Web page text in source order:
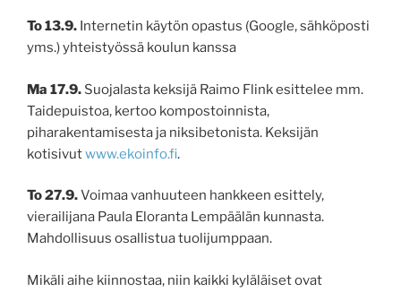
To 13.9. Internetin käytön opastus (Google, sähköposti
yms.) yhteistyössä koulun kanssa
Ma 17.9. Suojalasta keksijä Raimo Flink esittelee mm.
Taidepuistoa, kertoo kompostoinnista,
piharakentamisesta ja niksibetonista. Keksijän
kotisivutwww.ekoinfo.fi.
To 27.9.Voimaa vanhuuteen hankkeen esittely,
vierailijana Paula Eloranta Lempäälän kunnasta.
Mahdollisuus osallistua tuolijumppaan.
Mikäli aihe kiinnostaa, niin kaikki kyläläiset ovat